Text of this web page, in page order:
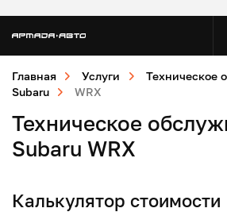
Главная Услуги
Техническое
Subaru
WRX
Техническое
Subaru WRX
Калькулятор стоимости